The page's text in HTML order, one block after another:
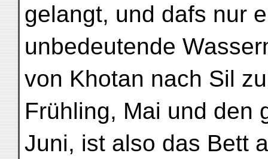
gelangt, und dafs nur
unbedeutende
von Khotan nach Sil
Frühling, Mai und den
Juni, ist also das Bett